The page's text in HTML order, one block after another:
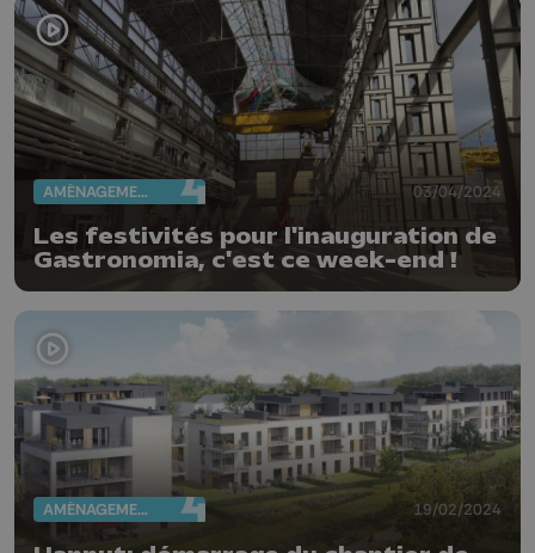
AMÉNAGEMENT DU TERRITOIRE 03/04/2024
Les festivités pour l'inauguration de
Gastronomia, c'est ce week-end !
AMÉNAGEMENT DU TERRITOIRE 19/02/2024